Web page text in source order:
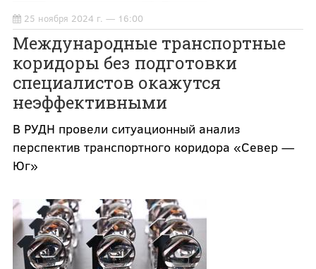
25 ноября 2024 г. — 16:00
Международные транспортные
коридоры без подготовки
специалистов окажутся
неэффективными
В РУДН провели ситуационный анализ
перспектив транспортного коридора «Север —
Юг»